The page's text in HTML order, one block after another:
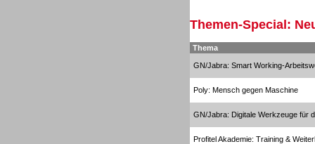
Themen-Special:
Thema
GN/Jabra: Smart Working-
Poly: Mensch gegen Maschine
GN/Jabra: Digitale Werkzeuge für
Profitel Akademie: Training &